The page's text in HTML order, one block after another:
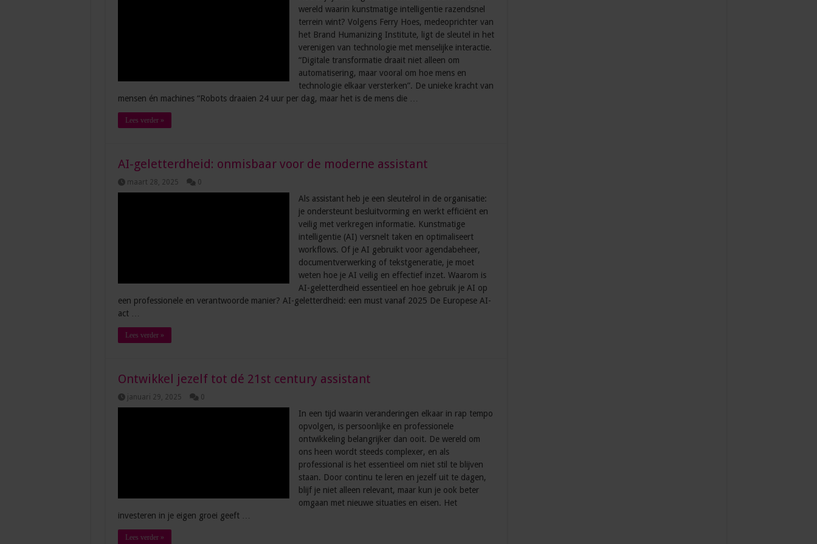
wereld waarin kunstmatige intelligentie razendsnel
terrein wint? Volgens Ferry Hoes, medeoprichter van
het Brand Humanizing Institute, ligt de sleutel in het
verenigen van technologie met menselijke interactie.
“Digitale transformatie draait niet alleen om
automatisering, maar vooral om hoe mens en
technologie elkaar versterken”. De unieke kracht van
mensen én machines “Robots draaien 24 uur per dag, maar het is de mens die …
Lees verder »
AI-geletterdheid: onmisbaar voor de moderne assistant
maart 28, 2025 0
Als assistant heb je een sleutelrol in de organisatie:
je ondersteunt besluitvorming en werkt efficiënt en
veilig met verkregen informatie. Kunstmatige
intelligentie (AI) versnelt taken en optimaliseert
workflows. Of je AI gebruikt voor agendabeheer,
documentverwerking of tekstgeneratie, je moet
weten hoe je AI veilig en effectief inzet. Waarom is
AI-geletterdheid essentieel en hoe gebruik je AI op
een professionele en verantwoorde manier? AI-geletterdheid: een must vanaf 2025 De Europese AI-
act …
Lees verder »
Ontwikkel jezelf tot dé 21st century assistant
januari 29, 2025 0
In een tijd waarin veranderingen elkaar in rap tempo
opvolgen, is persoonlijke en professionele
ontwikkeling belangrijker dan ooit. De wereld om
ons heen wordt steeds complexer, en als
professional is het essentieel om niet stil te blijven
staan. Door continu te leren en jezelf uit te dagen,
blijf je niet alleen relevant, maar kun je ook beter
omgaan met nieuwe situaties en eisen. Het
investeren in je eigen groei geeft …
Lees verder »